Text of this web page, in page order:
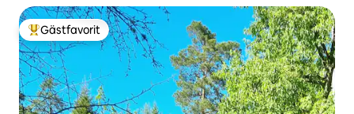
Populär gästfavorit
Gästfavorit